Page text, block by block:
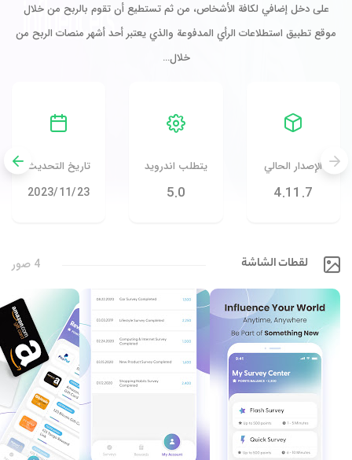
أن تقوم بالربح من خلال
يعتبر أحد أشهر منصات الربح من
تاريخ التحديث
23‏/11‏/2023
الشركة المطورة
Toluna Android
+٥٬٠٠٠٬٠٠٠